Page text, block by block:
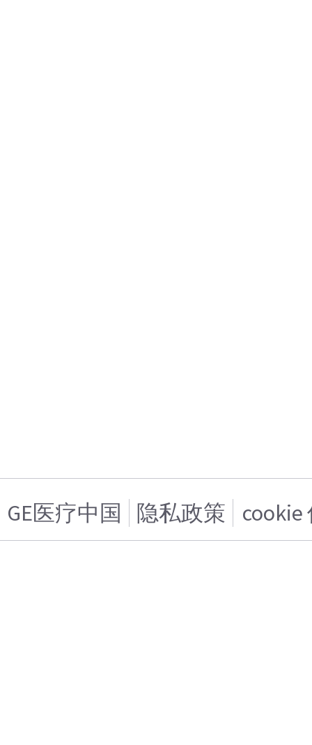
GE医疗中国 隐私政策 cookie